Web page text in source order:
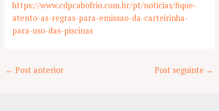
https://www.cdpcabofrio.com.br/pt/noticias/fique-
atento-as-regras-para-emissao-da-carteirinha-
para-uso-das-piscinas
Post
← Post anterior Post seguinte →